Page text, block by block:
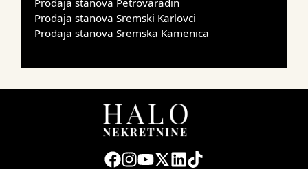
Prodaja stanova Petrovaradin
Prodaja stanova Sremski Karlovci
Prodaja stanova Sremska Kamenica